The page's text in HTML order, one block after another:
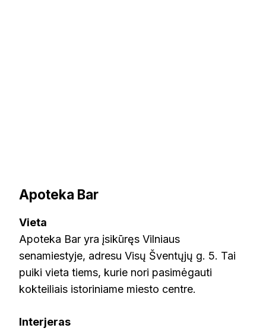
Apoteka Bar
Vieta
Apoteka Bar yra įsikūręs Vilniaus
senamiestyje, adresu Visų Šventųjų g. 5. Tai
puiki vieta tiems, kurie nori pasimėgauti
kokteiliais istoriniame miesto centre.
Interjeras